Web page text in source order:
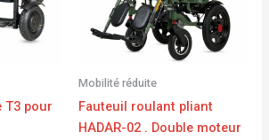
T3 pour
Mobilité réduite
Fauteuil roulant pliant
HADAR-02 . Double moteur